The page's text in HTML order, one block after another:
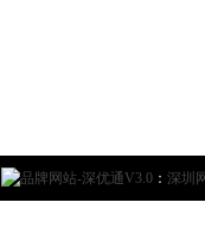
： 深圳